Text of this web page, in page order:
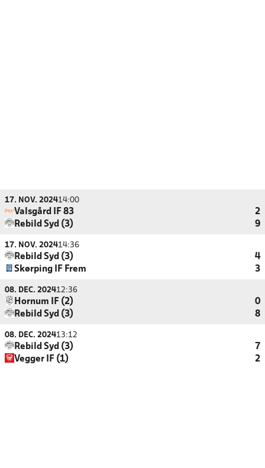
17. NOV. 202414:00
Valsgård IF 83
2
Rebild Syd (3)
9
17. NOV. 202414:36
Rebild Syd (3)
4
Skørping IF Frem
3
08. DEC. 202412:36
Hornum IF (2)
0
Rebild Syd (3)
8
08. DEC. 202413:12
Rebild Syd (3)
7
Vegger IF (1)
2